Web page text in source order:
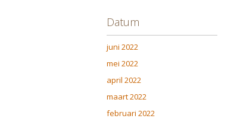
Datum
juni 2022
mei 2022
april 2022
maart 2022
februari 2022